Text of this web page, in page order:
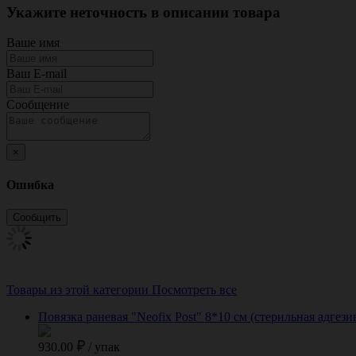
Укажите неточность в описании товара
Ваше имя
Ваш E-mail
Сообщение
×
Ошибка
Товары из этой категории Посмотреть все
Повязка раневая "Neofix Post" 8*10 см (стерильная
930.00 / упак